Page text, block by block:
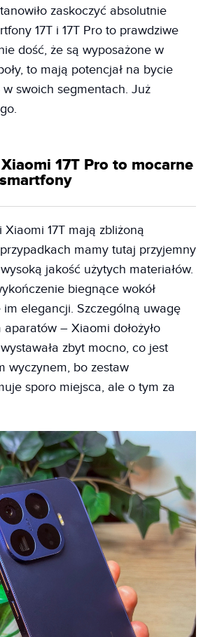
zaskoczyć absolutnie
17T i 17T Pro to prawdziwe
dość, że są wyposażone w
to mają potencjał na bycie
swoich segmentach. Już
17T Pro to mocarne
17T mają zbliżoną
mamy tutaj przyjemny
jakość użytych materiałów.
biegnące wokół
elegancji. Szczególną uwagę
– Xiaomi dołożyło
zbyt mocno, co jest
wyczynem, bo zestaw
sporo miejsca, ale o tym za